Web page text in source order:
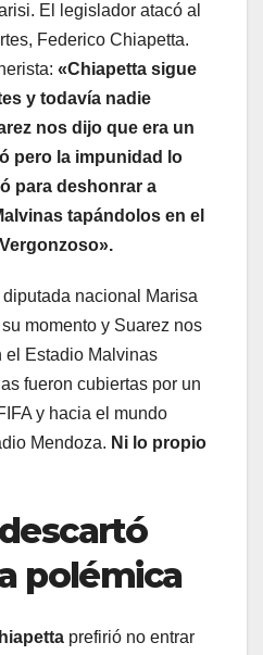
El legislador atacó al
Federico Chiapetta.
«Chiapetta sigue
y todavía nadie
nos dijo que era un
pero la impunidad lo
para deshonrar a
tapándolos en el
nacional Marisa
momento y Suarez nos
el Estadio Malvinas
fueron cubiertas por un
y hacia el mundo
Mendoza. Ni lo propio
polémica
prefirió no entrar